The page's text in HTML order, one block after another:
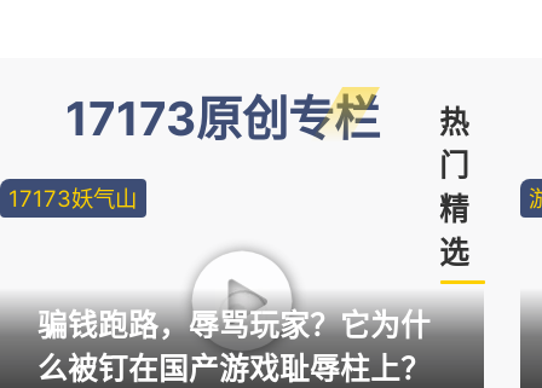
17173原创专栏
热
门
精
选
17173妖气山
骗钱跑路，辱骂玩家？它为什
么被钉在国产游戏耻辱柱上？